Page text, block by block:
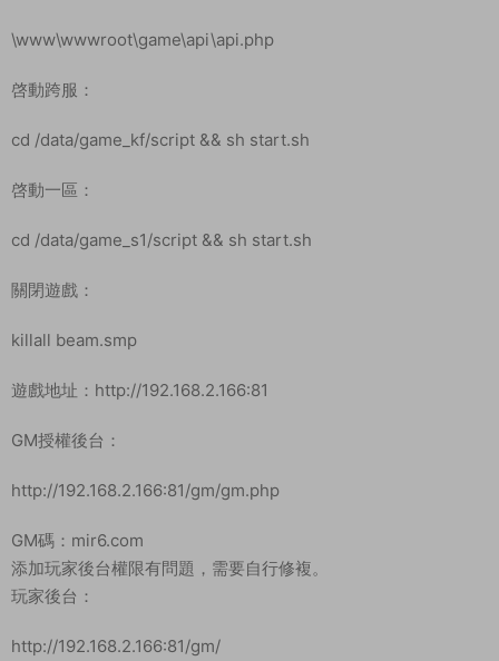
\www\wwwroot\game\api\api.php
啓動跨服：
cd /data/game_kf/script && sh start.sh
啓動一區：
cd /data/game_s1/script && sh start.sh
關閉遊戲：
killall beam.smp
遊戲地址：http://192.168.2.166:81
GM授權後台：
http://192.168.2.166:81/gm/gm.php
GM碼：mir6.com
添加玩家後台權限有問題，需要自行修複。
玩家後台：
http://192.168.2.166:81/gm/